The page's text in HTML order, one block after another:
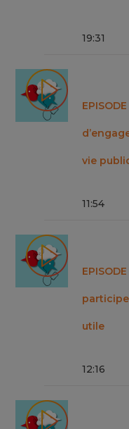
19:31
vie
11:54
utile
12:16